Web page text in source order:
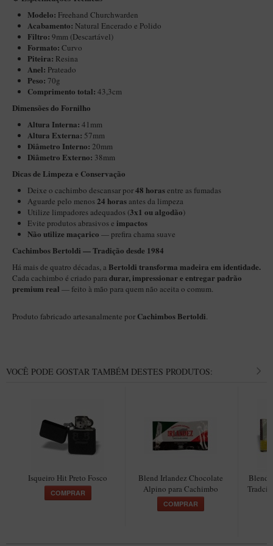
New Rose Polido
Petrus
Piccolo
Premium
Sextavado
Zuccardi
Callia
Encerado
Speciale
BB Liso e Rústico
Elite Longo
Barolo
CACHIMBOS ARTESANAIS DE BRIAR ITALIANO
Maestro – Briar Italiano
MONTE SEU KIT/INICIANTES
Limpadores para Cachimbo
Suportes
Isqueiros
Modelo: Freehand Churchwarden
Acabamento: Natural Encerado e Polido
Filtro: 9mm (Descartável)
Formato: Curvo
Piteira: Resina
Anel: Prateado
Peso: 70g
Comprimento total: 43,3cm
Dimensões do Fornilho
Altura Interna: 41mm
Altura Externa: 57mm
Diâmetro Interno: 20mm
Diâmetro Externo: 38mm
​​Dicas de Limpeza e Conservação
Deixe o cachimbo descansar por48 horasentre as fumadas
Aguarde pelo menos24 horasantes da limpeza
Utilize limpadores adequados (3x1 ou algodão)
Evite produtos abrasivos e impactos
Não utilize maçarico — prefira chama suave
Cachimbos Bertoldi — Tradição desde 1984
Há mais de quatro décadas, a Bertoldi transforma madeira em identidade.
Cada cachimbo é criado para durar, impressionar e entregar padrão
premium real — feito à mão para quem não aceita o comum.
Produto fabricado artesanalmente por Cachimbos Bertoldi.
VOCÊ PODE GOSTAR TAMBÉM DESTES PRODUTOS:
Isqueiro Hit Preto Fosco
COMPRAR
Blend Irlandez Chocolate
Alpino para Cachimbo
COMPRAR
Blend